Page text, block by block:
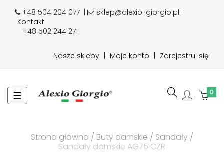
+48 504 204 077
sklep@alexio-giorgio.pl |
Kontakt
+48 502 244 271
Nasze sklepy Moje konto Zarejestruj się
Toggle
navigation
☰ 0
Strona główna Buty damskie
Sandały
Sandały damskie AG75 CZR